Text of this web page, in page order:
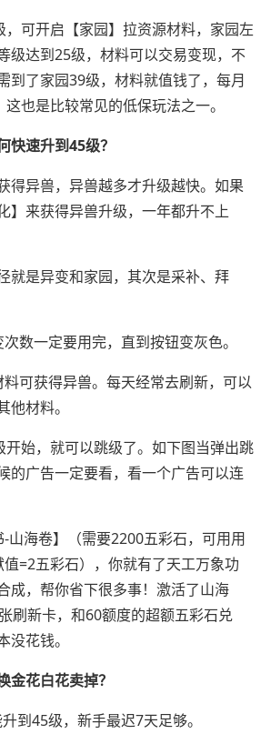
可开启【家园】拉资源材料，家园左
级达到25级，材料可以交易变现，不
到了家园39级，材料就值钱了，每月
也是比较常见的低保玩法之一。
快速升到45级？
得异兽，异兽越多才升级越快。如果
】来获得异兽升级，一年都升不上
就是异变和家园，其次是采补、拜
数一定要用完，直到按钮变灰色。
可获得异兽。每天经常去刷新，可以
他材料。
始，就可以跳级了。如下图当弹出跳
的广告一定要看，看一个广告可以连
山海卷】（需要2200五彩石，可用用
=2五彩石），你就有了天工万象功
成，帮你省下很多事！激活了山海
刷新卡，和60额度的超额五彩石兑
没花钱。
金花白花卖掉？
到45级，新手最迟7天足够。